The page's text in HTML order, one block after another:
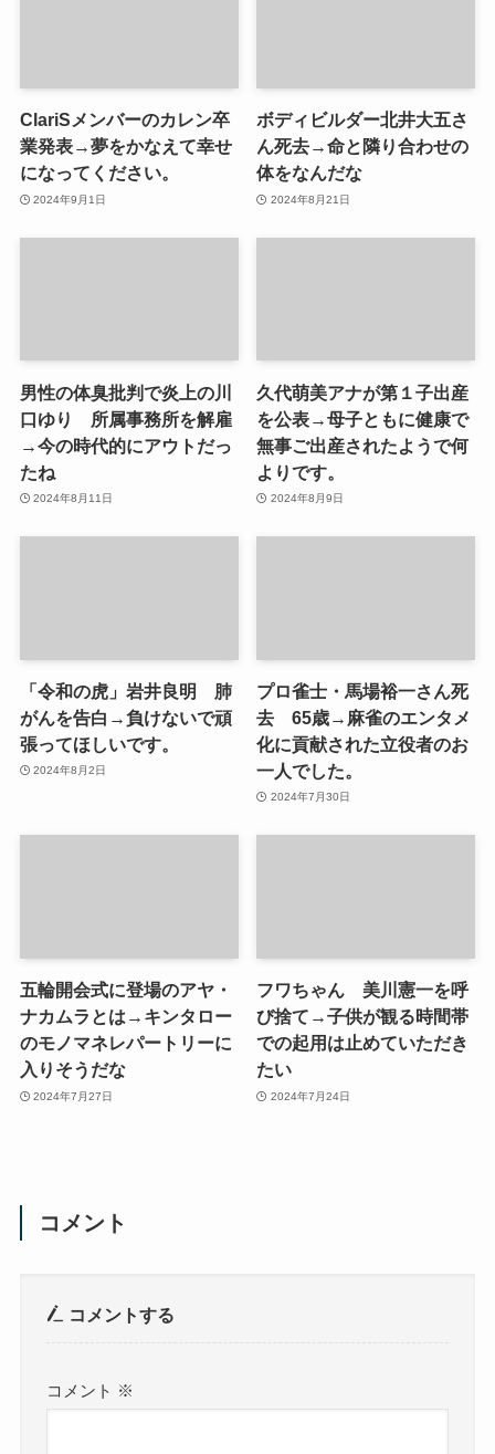
ClariSメンバーのカレン卒
業発表→夢をかなえて幸せ
になってください。
2024年9月1日
ボディビルダー北井大五さ
ん死去→命と隣り合わせの
体をなんだな
2024年8月21日
男性の体臭批判で炎上の川
口ゆり 所属事務所を解雇
→今の時代的にアウトだっ
たね
2024年8月11日
久代萌美アナが第１子出産
を公表→母子ともに健康で
無事ご出産されたようで何
よりです。
2024年8月9日
「令和の虎」岩井良明 肺
がんを告白→負けないで頑
張ってほしいです。
2024年8月2日
プロ雀士・馬場裕一さん死
去 65歳→麻雀のエンタメ
化に貢献された立役者のお
一人でした。
2024年7月30日
五輪開会式に登場のアヤ・
ナカムラとは→キンタロー
のモノマネレパートリーに
入りそうだな
2024年7月27日
フワちゃん 美川憲一を呼
び捨て→子供が観る時間帯
での起用は止めていただき
たい
2024年7月24日
コメント
コメントする
コメント ※